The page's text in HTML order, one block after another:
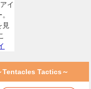
アイ
見
Tactics～